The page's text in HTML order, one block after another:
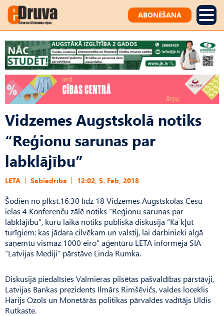
ABONĒŠANA
Vidzemes Augstskolā notiks
“Reģionu sarunas par
labklājību”
LETA Sabiedrība 12:02, 5. Feb, 2018
Šodien no plkst.16.30 līdz 18 Vidzemes Augstskolas Cēsu
ielas 4 Konferenču zālē notiks “Reģionu sarunas par
labklājību”, kuru laikā notiks publiskā diskusija “Kā kļūt
turīgiem: kas jādara cilvēkam un valstij, lai darbinieki algā
saņemtu vismaz 1000 eiro” aģentūru LETA informēja SIA
“Latvijas Mediji” pārstāve Linda Rumka.
Diskusijā piedalīsies Valmieras pilsētas pašvaldības pārstāvji,
Latvijas Bankas prezidents Ilmārs Rimšēvičs, valdes loceklis
Harijs Ozols un Monetārās politikas pārvaldes vadītājs Uldis
Rutkaste.